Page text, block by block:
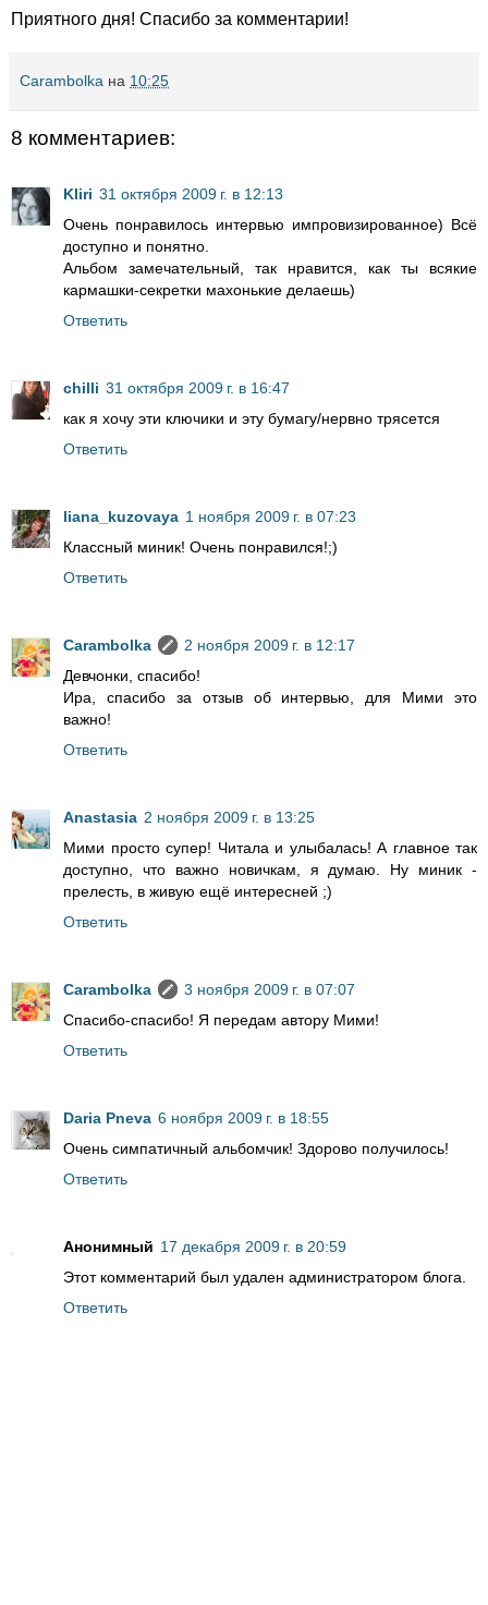
Приятного дня! Спасибо за комментарии!
Carambolka на 10:25
8 комментариев:
Kliri 31 октября 2009 г. в 12:13
Очень понравилось интервью импровизированное) Всё
доступно и понятно.
Альбом замечательный, так нравится, как ты всякие
кармашки-секретки махонькие делаешь)
Ответить
chilli 31 октября 2009 г. в 16:47
как я хочу эти ключики и эту бумагу/нервно трясется
Ответить
liana_kuzovaya 1 ноября 2009 г. в 07:23
Классный миник! Очень понравился!;)
Ответить
Carambolka
2 ноября 2009 г. в 12:17
Девчонки, спасибо!
Ира, спасибо за отзыв об интервью, для Мими это
важно!
Ответить
Anastasia 2 ноября 2009 г. в 13:25
Мими просто супер! Читала и улыбалась! А главное так
доступно, что важно новичкам, я думаю. Ну миник -
прелесть, в живую ещё интересней ;)
Ответить
Carambolka
3 ноября 2009 г. в 07:07
Спасибо-спасибо! Я передам автору Мими!
Ответить
Daria Pneva 6 ноября 2009 г. в 18:55
Очень симпатичный альбомчик! Здорово получилось!
Ответить
Анонимный 17 декабря 2009 г. в 20:59
Этот комментарий был удален администратором блога.
Ответить